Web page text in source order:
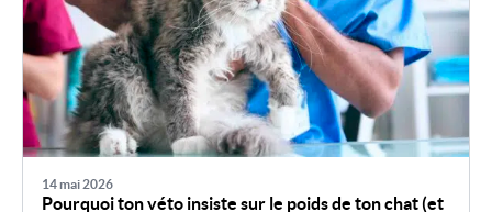
14 mai 2026
Pourquoi ton véto insiste sur le poids de ton chat (et